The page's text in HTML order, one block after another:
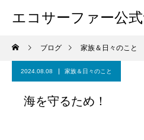
エコサーファー公
ブログ 家族＆日々のこと
2024.08.08 家族＆日々のこと
海を守るため！